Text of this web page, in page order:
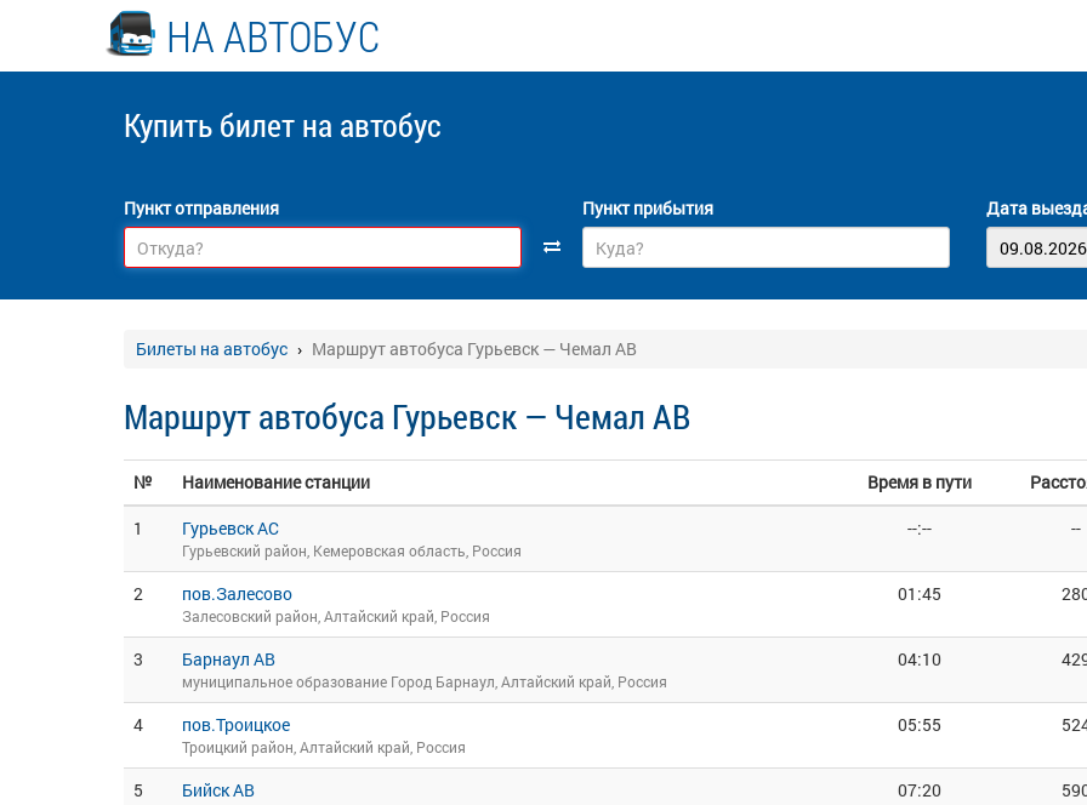
НА АВТОБУС
Купить билет на автобус
Пункт отправления Пункт прибытия Дата
Билеты на автобус Маршрут автобуса Гурьевск — Чемал АВ
Маршрут автобуса Гурьевск — Чемал АВ
№ Наименование станции Время в пути
1
Гурьевск АС
Гурьевский район, Кемеровская область, Россия
--:-- --
2 пов.Залесово
Залесовский район, Алтайский край, Россия
01:45
3 Барнаул АВ
муниципальное образование Город Барнаул, Алтайский край, Россия
04:10
4 пов.Троицкое
Троицкий район, Алтайский край, Россия
05:55
5 Бийск АВ 07:20